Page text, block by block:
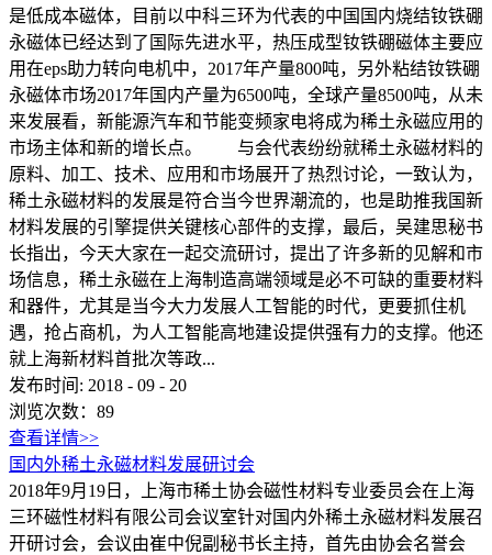
是低成本磁体，目前以中科三环为代表的中国国内烧结钕铁硼
永磁体已经达到了国际先进水平，热压成型钕铁硼磁体主要应
用在eps助力转向电机中，2017年产量800吨，另外粘结钕铁硼
永磁体市场2017年国内产量为6500吨，全球产量8500吨，从未
来发展看，新能源汽车和节能变频家电将成为稀土永磁应用的
市场主体和新的增长点。 与会代表纷纷就稀土永磁材料的
原料、加工、技术、应用和市场展开了热烈讨论，一致认为，
稀土永磁材料的发展是符合当今世界潮流的，也是助推我国新
材料发展的引擎提供关键核心部件的支撑，最后，吴建思秘书
长指出，今天大家在一起交流研讨，提出了许多新的见解和市
场信息，稀土永磁在上海制造高端领域是必不可缺的重要材料
和器件，尤其是当今大力发展人工智能的时代，更要抓住机
遇，抢占商机，为人工智能高地建设提供强有力的支撑。他还
就上海新材料首批次等政...
发布时间: 2018 - 09 - 20
浏览次数： 89
查看详情>>
国内外稀土永磁材料发展研讨会
2018年9月19日，上海市稀土协会磁性材料专业委员会在上海
三环磁性材料有限公司会议室针对国内外稀土永磁材料发展召
开研讨会，会议由崔中倪副秘书长主持，首先由协会名誉会